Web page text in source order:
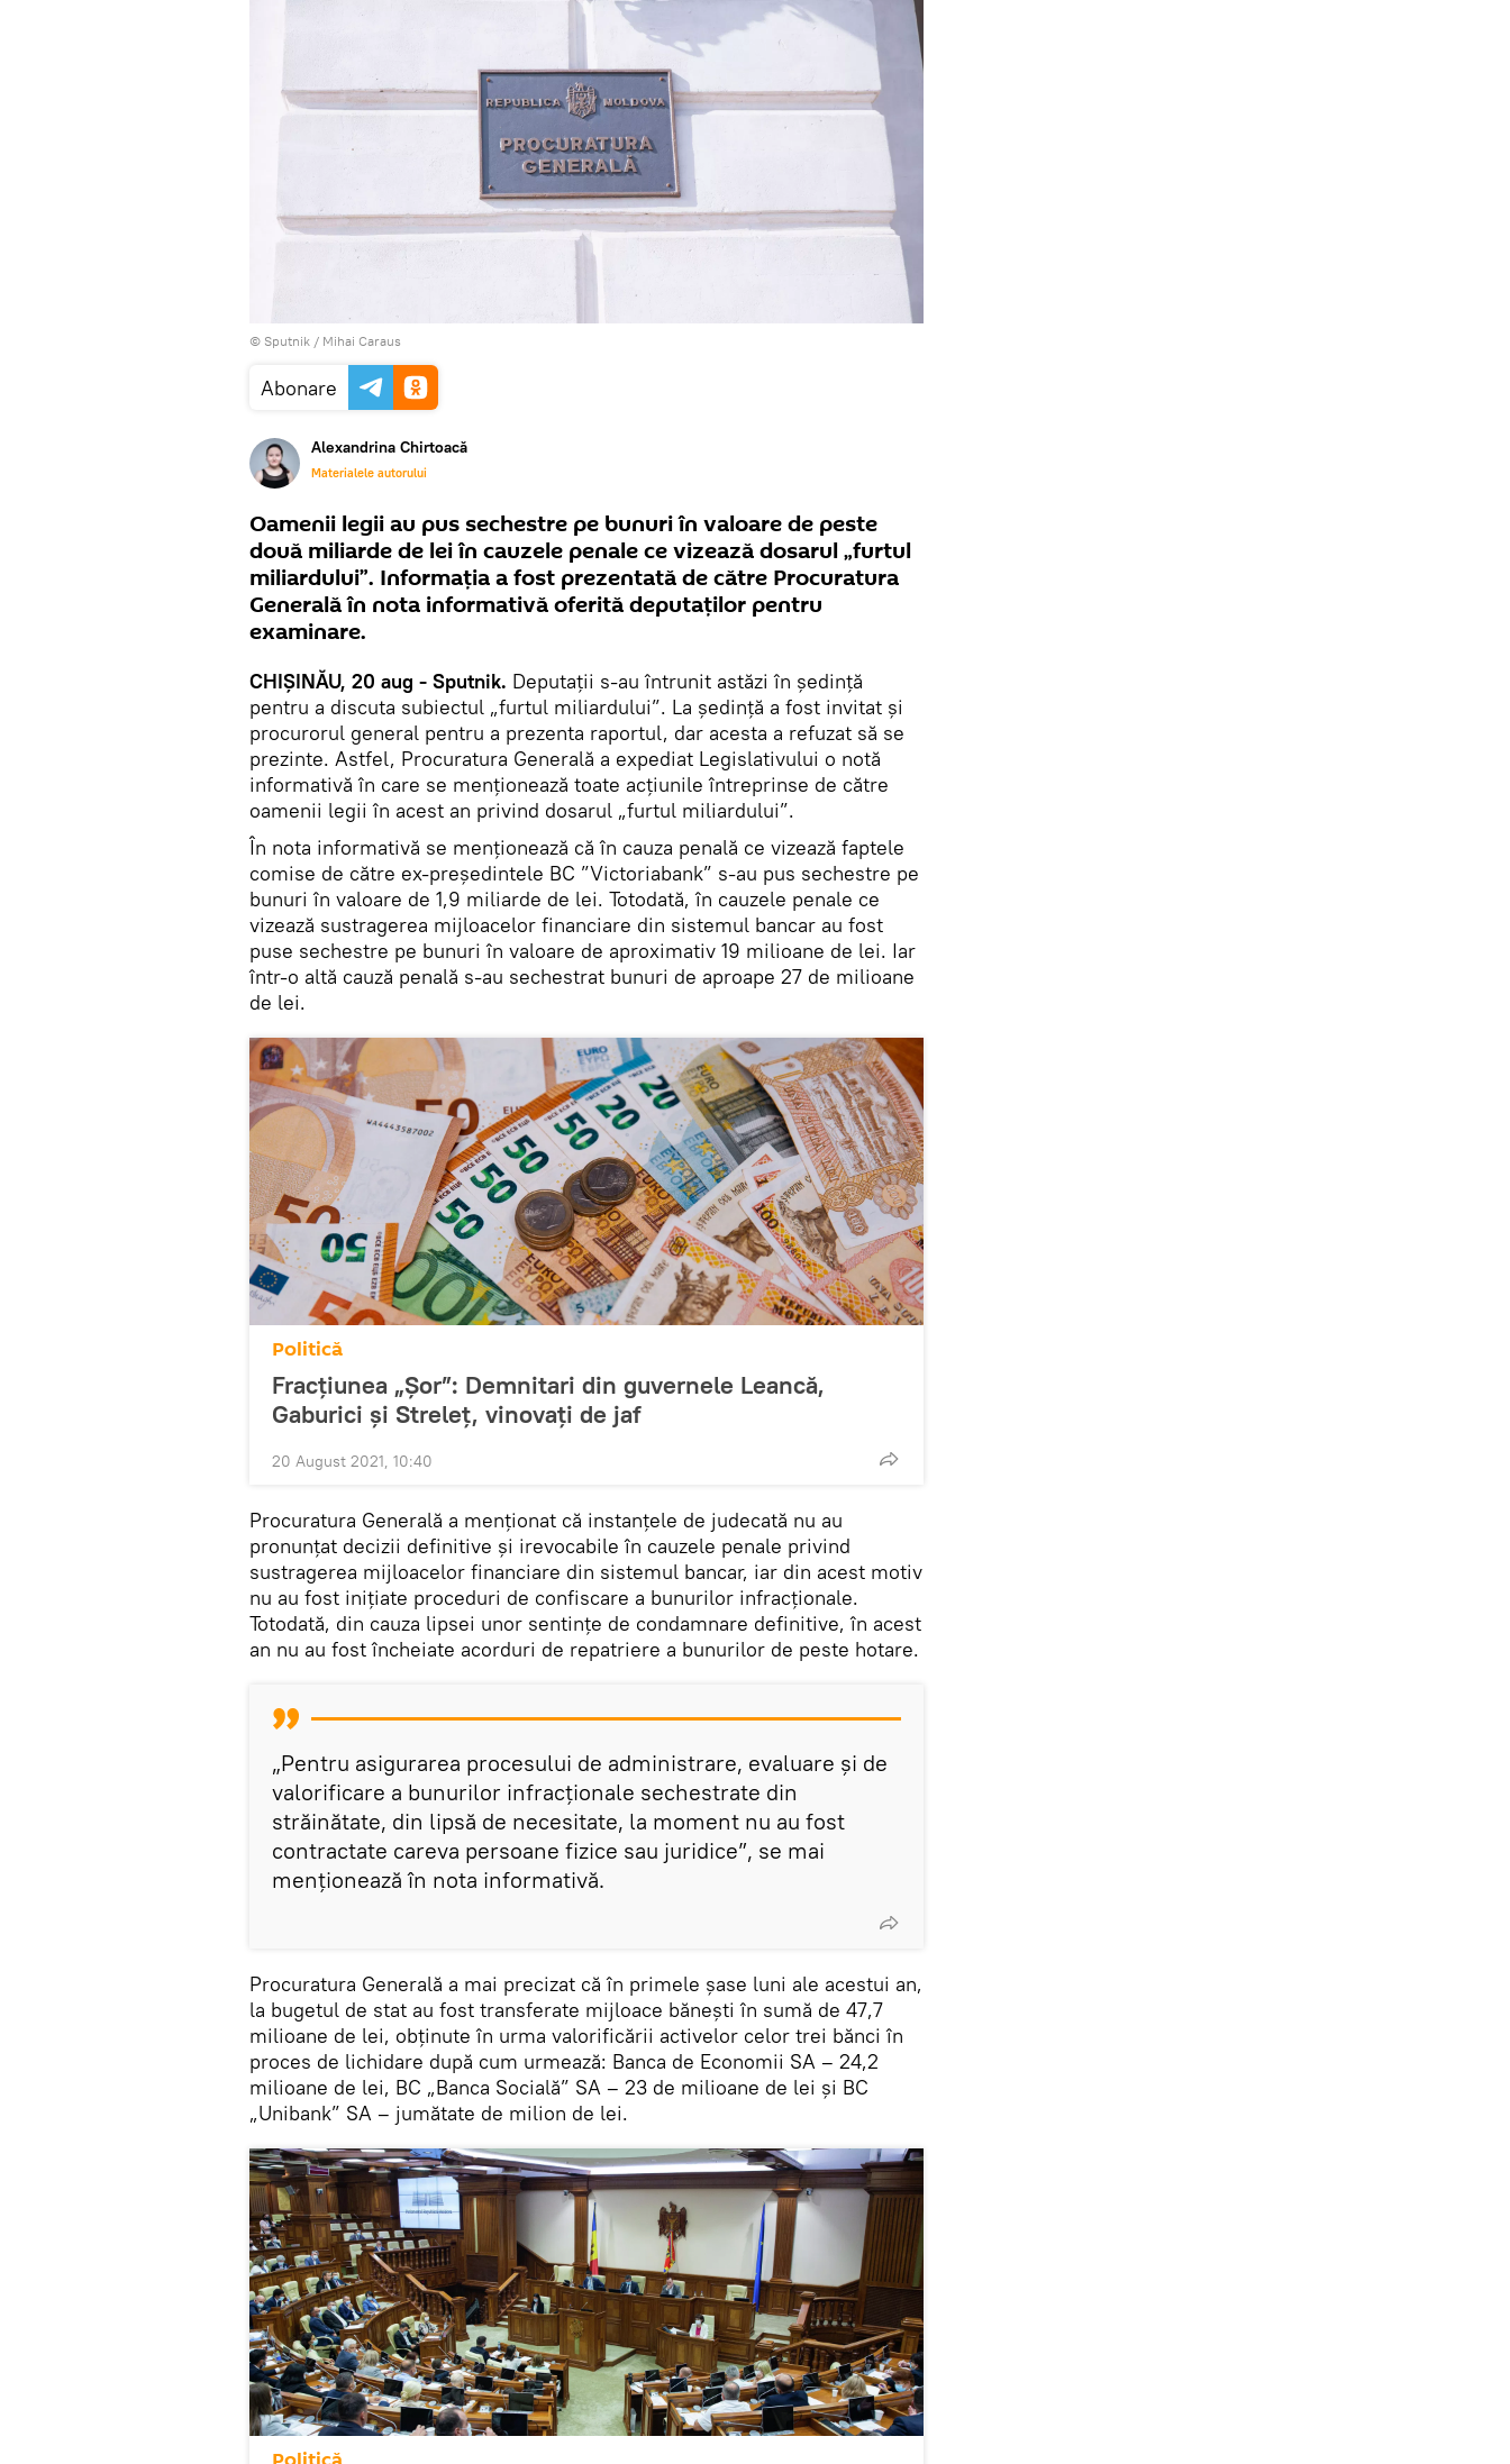
© Sputnik / Mihai Caraus
Abonare
Alexandrina Chirtoacă
Materialele autorului
Oamenii legii au pus sechestre pe bunuri în valoare de peste
două miliarde de lei în cauzele penale ce vizează dosarul „furtul
miliardului”. Informația a fost prezentată de către Procuratura
Generală în nota informativă oferită deputaților pentru
examinare.
CHIȘINĂU, 20 aug - Sputnik. Deputații s-au întrunit astăzi în ședință
pentru a discuta subiectul „furtul miliardului”. La ședință a fost invitat și
procurorul general pentru a prezenta raportul, dar acesta a refuzat să se
prezinte. Astfel, Procuratura Generală a expediat Legislativului o notă
informativă în care se menționează toate acțiunile întreprinse de către
oamenii legii în acest an privind dosarul „furtul miliardului”.
În nota informativă se menționează că în cauza penală ce vizează faptele
comise de către ex-președintele BC ”Victoriabank” s-au pus sechestre pe
bunuri în valoare de 1,9 miliarde de lei. Totodată, în cauzele penale ce
vizează sustragerea mijloacelor financiare din sistemul bancar au fost
puse sechestre pe bunuri în valoare de aproximativ 19 milioane de lei. Iar
într-o altă cauză penală s-au sechestrat bunuri de aproape 27 de milioane
de lei.
Politică
Fracțiunea „Șor”: Demnitari din guvernele Leancă,
Gaburici și Streleț, vinovați de jaf
20 August 2021, 10:40
Procuratura Generală a menționat că instanțele de judecată nu au
pronunțat decizii definitive și irevocabile în cauzele penale privind
sustragerea mijloacelor financiare din sistemul bancar, iar din acest motiv
nu au fost inițiate proceduri de confiscare a bunurilor infracționale.
Totodată, din cauza lipsei unor sentințe de condamnare definitive, în acest
an nu au fost încheiate acorduri de repatriere a bunurilor de peste hotare.
„Pentru asigurarea procesului de administrare, evaluare și de
valorificare a bunurilor infracționale sechestrate din
străinătate, din lipsă de necesitate, la moment nu au fost
contractate careva persoane fizice sau juridice”, se mai
menționează în nota informativă.
Procuratura Generală a mai precizat că în primele șase luni ale acestui an,
la bugetul de stat au fost transferate mijloace bănești în sumă de 47,7
milioane de lei, obținute în urma valorificării activelor celor trei bănci în
proces de lichidare după cum urmează: Banca de Economii SA – 24,2
milioane de lei, BC „Banca Socială” SA – 23 de milioane de lei și BC
„Unibank” SA – jumătate de milion de lei.